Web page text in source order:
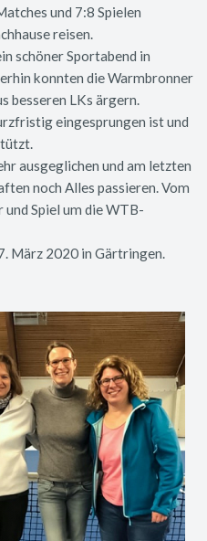
und 7:8 Spielen
reisen.
schöner Sportabend in
konnten die Warmbronner
besseren LKs ärgern.
eingesprungen ist und
ausgeglichen und am letzten
noch Alles passieren. Vom
Spiel um die WTB-
März 2020 in Gärtringen.